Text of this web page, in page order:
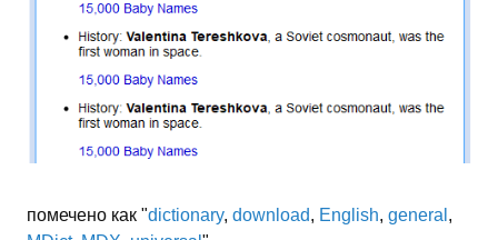
помечено как "dictionary, download, English, general ,